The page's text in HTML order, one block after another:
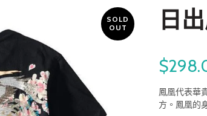
SOLD
OUT
日
鳳凰代表華
方。鳳凰的